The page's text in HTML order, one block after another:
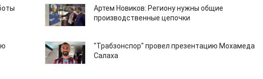
Артем Новиков: Региону нужны общие
производственные цепочки
"Трабзонспор" провел презентацию Мохамеда
Салаха